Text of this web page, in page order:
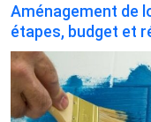
Aménagement de
étapes, budget et